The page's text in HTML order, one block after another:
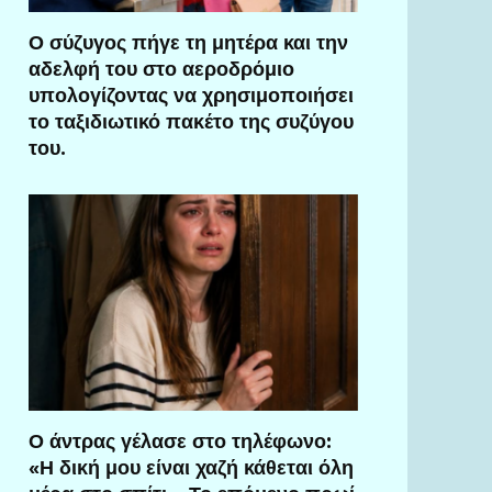
Ο σύζυγος πήγε τη μητέρα και την
αδελφή του στο αεροδρόμιο
υπολογίζοντας να χρησιμοποιήσει
το ταξιδιωτικό πακέτο της συζύγου
του.
Ο άντρας γέλασε στο τηλέφωνο:
«Η δική μου είναι χαζή κάθεται όλη